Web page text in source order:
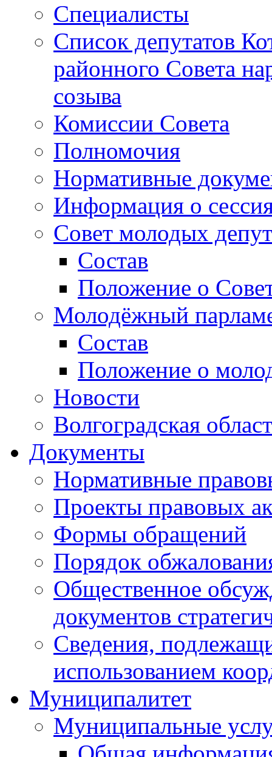
Специалисты
Список депутатов
районного Совета
созыва
Комиссии Совета
Полномочия
Нормативные
Информация о
Совет молодых
Состав
Положение о
Молодёжный
Состав
Положение о
Новости
Волгоградская
Документы
Нормативные
Проекты правовых
Формы обращений
Порядок
Общественное
документов
Сведения,
использованием
Муниципалитет
Муниципальные